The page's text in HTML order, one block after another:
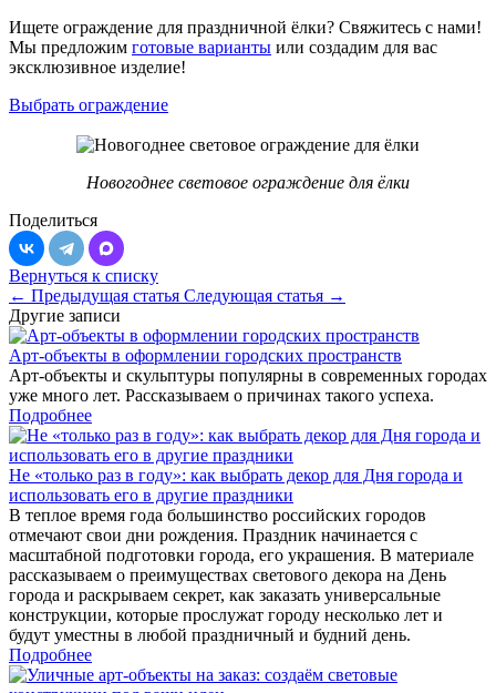
Ищете ограждение для праздничной ёлки? Свяжитесь с нами!
Мы предложим готовые варианты или создадим для вас
эксклюзивное изделие!
Выбрать ограждение
Новогоднее световое ограждение для ёлки
Поделиться
Вернуться к списку
← Предыдущая статья Следующая статья →
Другие записи
Арт-объекты в оформлении городских пространств
Арт-объекты и скульптуры популярны в современных городах
уже много лет. Рассказываем о причинах такого успеха.
Подробнее
Не «только раз в году»: как выбрать декор для Дня города и
использовать его в другие праздники
В теплое время года большинство российских городов
отмечают свои дни рождения. Праздник начинается с
масштабной подготовки города, его украшения. В материале
рассказываем о преимуществах светового декора на День
города и раскрываем секрет, как заказать универсальные
конструкции, которые прослужат городу несколько лет и
будут уместны в любой праздничный и будний день.
Подробнее